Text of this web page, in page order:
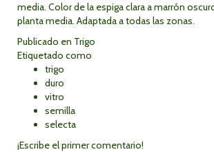
media. Color de la espiga clara a marrón
planta media. Adaptada a todas las zonas.
Publicado en Trigo
Etiquetado como
trigo
duro
vitro
semilla
selecta
¡Escribe el primer comentario!